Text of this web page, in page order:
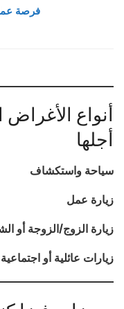
50 فرصة
أنواع
أجلها
سياحة واستكشاف
زيارة عمل
زيارة الزوج/الزوجة أو
زيارات عائلية أو اجتماعية